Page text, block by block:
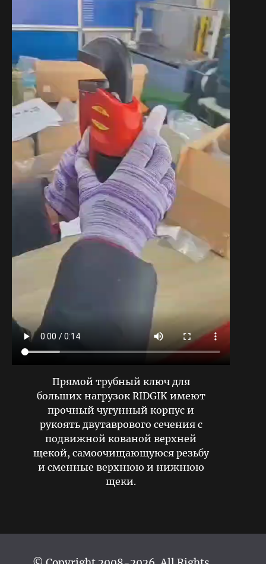
Прямой трубный ключ для
больших нагрузок RIDGIK имеют
прочный чугунный корпус и
рукоять двутаврового сечения с
подвижной кованой верхней
щекой, самоочищающуюся резьбу
и сменные верхнюю и нижнюю
щеки.